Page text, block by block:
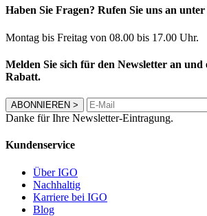
Haben Sie Fragen? Rufen Sie uns an unter
Montag bis Freitag von 08.00 bis 17.00 Uhr.
Melden Sie sich für den Newsletter an und
Rabatt.
ABONNIEREN >
Danke für Ihre Newsletter-Eintragung.
Kundenservice
Über IGO
Nachhaltig
Karriere bei IGO
Blog